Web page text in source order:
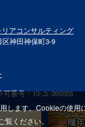
アコンサルティング
区神田神保町3-9
番号：13-ユ-300003
します。Cookieの使用
覧ください。